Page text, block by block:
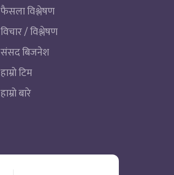
फैसला विश्लेषण
विचार / विश्लेषण
संसद बिजनेश
हाम्रो टिम
हाम्रो बारे